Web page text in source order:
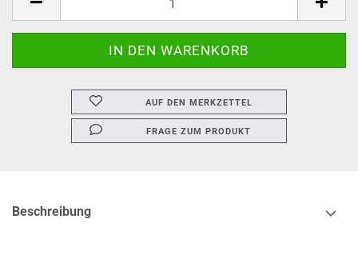
AUF DEN MERKZETTEL
FRAGE ZUM PRODUKT
Beschreibung